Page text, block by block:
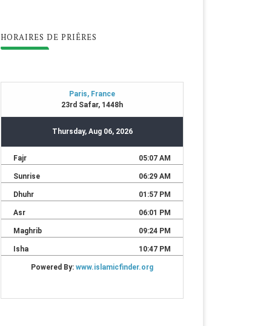
HORAIRES DE PRIÊRES